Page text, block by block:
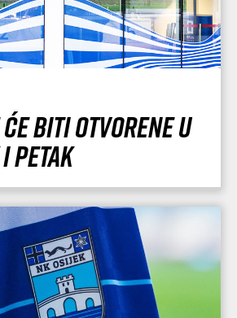
biti otvorene u
petak